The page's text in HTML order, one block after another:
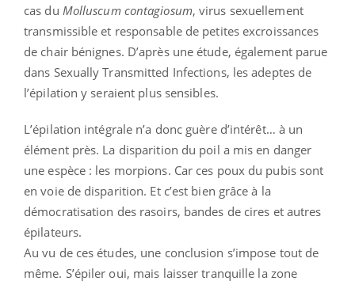
cas du Molluscum contagiosum, virus sexuellement
transmissible et responsable de petites excroissances
de chair bénignes. D’après une étude, également parue
dans Sexually Transmitted Infections, les adeptes de
l’épilation y seraient plus sensibles.
L’épilation intégrale n’a donc guère d’intérêt… à un
élément près. La disparition du poil a mis en danger
une espèce : les morpions. Car ces poux du pubis sont
en voie de disparition. Et c’est bien grâce à la
démocratisation des rasoirs, bandes de cires et autres
épilateurs.
Au vu de ces études, une conclusion s’impose tout de
même. S’épiler oui, mais laisser tranquille la zone